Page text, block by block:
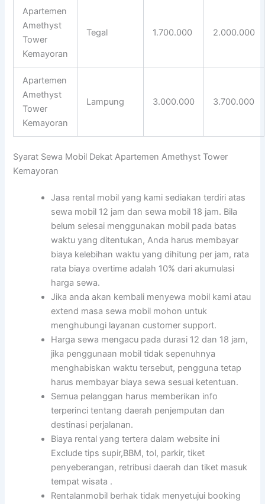
Apartemen
Amethyst
Tower
Kemayoran
Tegal 1.700.000 2.000.000
Apartemen
Amethyst
Tower
Kemayoran
Lampung 3.000.000 3.700.000
Syarat Sewa Mobil Dekat Apartemen Amethyst Tower
Kemayoran
Jasa rental mobil yang kami sediakan terdiri atas
sewa mobil 12 jam dan sewa mobil 18 jam. Bila
belum selesai menggunakan mobil pada batas
waktu yang ditentukan, Anda harus membayar
biaya kelebihan waktu yang dihitung per jam, rata
rata biaya overtime adalah 10% dari akumulasi
harga sewa.
Jika anda akan kembali menyewa mobil kami atau
extend masa sewa mobil mohon untuk
menghubungi layanan customer support.
Harga sewa mengacu pada durasi 12 dan 18 jam,
jika penggunaan mobil tidak sepenuhnya
menghabiskan waktu tersebut, pengguna tetap
harus membayar biaya sewa sesuai ketentuan.
Semua pelanggan harus memberikan info
terperinci tentang daerah penjemputan dan
destinasi perjalanan.
Biaya rental yang tertera dalam website ini
Exclude tips supir,BBM, tol, parkir, tiket
penyeberangan, retribusi daerah dan tiket masuk
tempat wisata .
Rentalanmobil berhak tidak menyetujui booking